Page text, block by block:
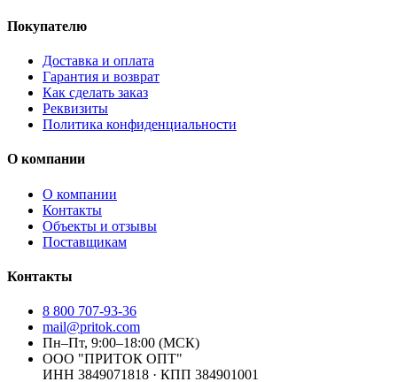
Покупателю
Доставка и оплата
Гарантия и возврат
Как сделать заказ
Реквизиты
Политика конфиденциальности
О компании
О компании
Контакты
Объекты и отзывы
Поставщикам
Контакты
8 800 707-93-36
mail@pritok.com
Пн–Пт, 9:00–18:00 (МСК)
ООО "ПРИТОК ОПТ"
ИНН 3849071818 · КПП 384901001